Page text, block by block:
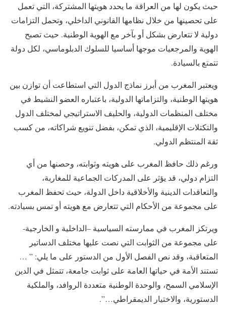
حيث يكون لها من العراقة ما يحدد هويتها المشتركة، التي تعمل
على تحصينها من خلال نظامها القانوني الداخلي، وتحمل التزامات
دولية لا تتعارض بشكل أو بآخر مع الهوية الوطنية. حيث تصبح
الهوية والمرجعيات موجها أساسيا للسلوك الدبلوماسي، لكل دولة
تتمتع بالسيادة.
ويعتبر المغرب من أبرز نماذج الدول التي استطاعت أن توازن بين
هويتها الوطنية، والتزاماتها الدولية، باعتباره العضو النشيط في
مختلف المنظمات الدولية، والحليف الاستراتيجي لمختلف الدول
والتكتلات الإقليمية، الذي تمكن، بفضل تنويع شراكاته، من كسب
ثقة المنتظم الدولي.
ورغم ذلك حافظ المغرب على هويته وثوابته، وحصنها من أي
التزام دولي، قد يؤثر على المدركات الجماعية للمغاربة،
والتعاقدات الدينية والأخلاقية داخل الدولة، حيث تحفظ المغرب
على مجموعة من الأحكام التي تتعارض مع هويته أو تمس بسيادته.
ويرتكز المغرب في ممارسته السياسية –الداخلية و الخارجية-
على مجموعة من الثوابت التي نصت عليها مختلف الدساتير
المتعاقبة، وقد نص الفصل الأول من الدستور على ما يلي: ” …
تستند الأمة في حياتها العامة على ثوابت جامعة، تتمثل في الدين
الإسلامي السمح، والوحدة الوطنية متعددة الروافد، والملكية
الدستورية، والاختيار الديمقراطي…”.